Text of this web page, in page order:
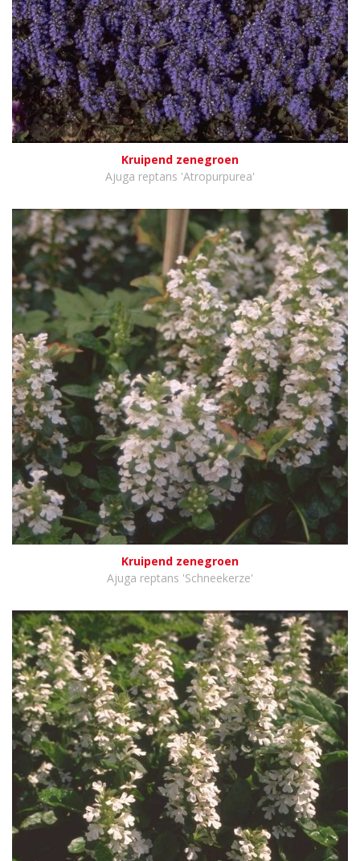
Kruipend zenegroen
Ajuga reptans 'Atropurpurea'
Kruipend zenegroen
Ajuga reptans 'Schneekerze'